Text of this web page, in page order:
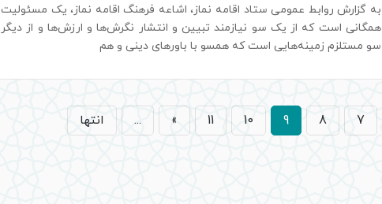
به گزارش روابط عمومی ستاد اقامه نماز، اشاعه فرهنگ اقامه نماز، یک مسئولیت
همگانی است که از یک سو نیازمند تبیین و انتشار نگرش‌ها و ارزش‌ها و از دیگر
سو مستلزم زمینه‌هایی است که همسو با باورهای دینی و هم
7
8
9
10
11
»
... انتها